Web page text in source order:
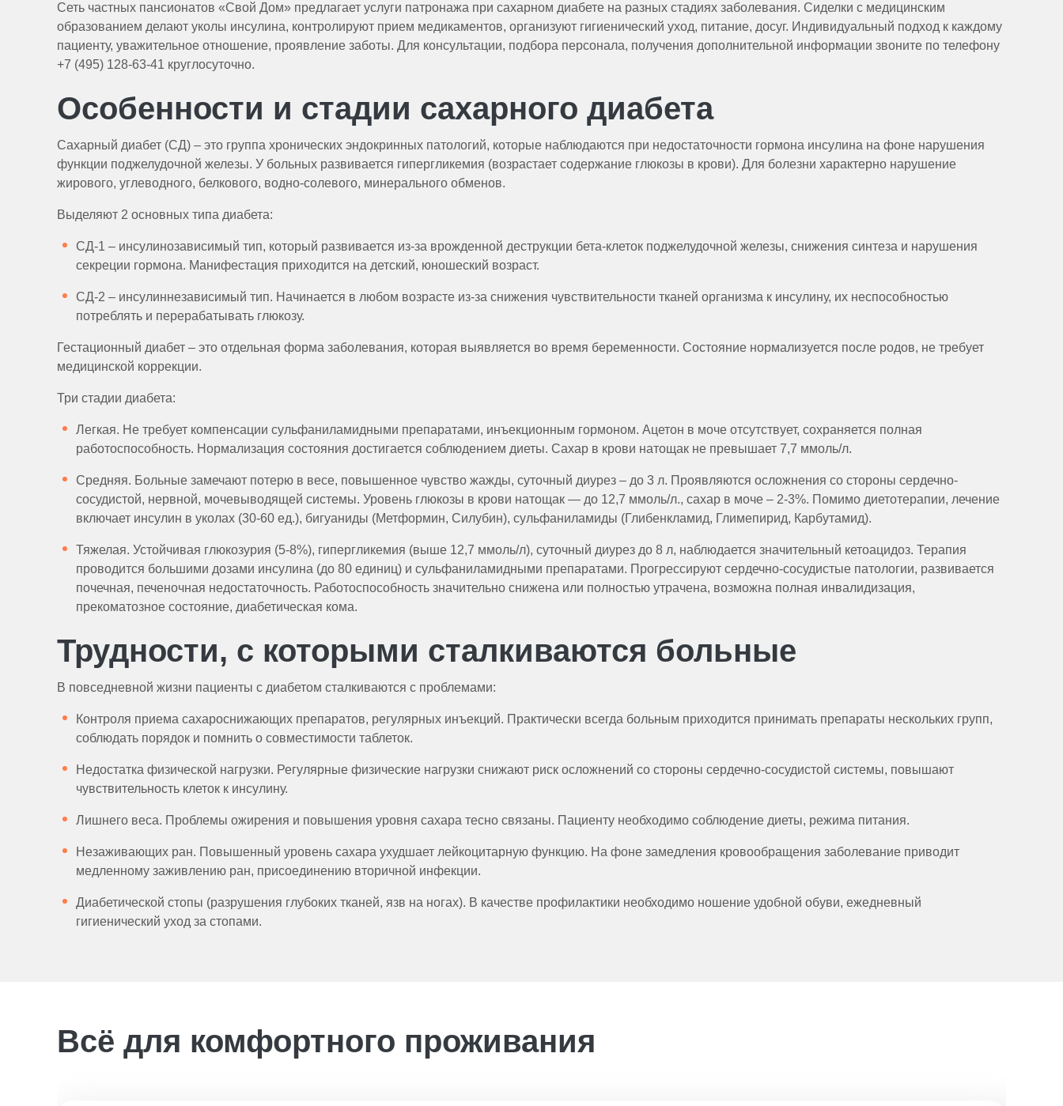
Сеть частных пансионатов «Свой Дом» предлагает услуги патронажа при сахарном диабете на разных стадиях заболевания. Сиделки с медицинским
образованием делают уколы инсулина, контролируют прием медикаментов, организуют гигиенический уход, питание, досуг. Индивидуальный подход к каждому
пациенту, уважительное отношение, проявление заботы. Для консультации, подбора персонала, получения дополнительной информации звоните по телефону
+7 (495) 128-63-41 круглосуточно.
Особенности и стадии сахарного диабета
Сахарный диабет (СД) – это группа хронических эндокринных патологий, которые наблюдаются при недостаточности гормона инсулина на фоне нарушения
функции поджелудочной железы. У больных развивается гипергликемия (возрастает содержание глюкозы в крови). Для болезни характерно нарушение
жирового, углеводного, белкового, водно-солевого, минерального обменов.
Выделяют 2 основных типа диабета:
СД-1 – инсулинозависимый тип, который развивается из-за врожденной деструкции бета-клеток поджелудочной железы, снижения синтеза и нарушения
секреции гормона. Манифестация приходится на детский, юношеский возраст.
СД-2 – инсулиннезависимый тип. Начинается в любом возрасте из-за снижения чувствительности тканей организма к инсулину, их неспособностью
потреблять и перерабатывать глюкозу.
Гестационный диабет – это отдельная форма заболевания, которая выявляется во время беременности. Состояние нормализуется после родов, не требует
медицинской коррекции.
Три стадии диабета:
Легкая. Не требует компенсации сульфаниламидными препаратами, инъекционным гормоном. Ацетон в моче отсутствует, сохраняется полная
работоспособность. Нормализация состояния достигается соблюдением диеты. Сахар в крови натощак не превышает 7,7 ммоль/л.
Средняя. Больные замечают потерю в весе, повышенное чувство жажды, суточный диурез – до 3 л. Проявляются осложнения со стороны сердечно-
сосудистой, нервной, мочевыводящей системы. Уровень глюкозы в крови натощак — до 12,7 ммоль/л., сахар в моче – 2-3%. Помимо диетотерапии, лечение
включает инсулин в уколах (30-60 ед.), бигуаниды (Метформин, Силубин), сульфаниламиды (Глибенкламид, Глимепирид, Карбутамид).
Тяжелая. Устойчивая глюкозурия (5-8%), гипергликемия (выше 12,7 ммоль/л), суточный диурез до 8 л, наблюдается значительный кетоацидоз. Терапия
проводится большими дозами инсулина (до 80 единиц) и сульфаниламидными препаратами. Прогрессируют сердечно-сосудистые патологии, развивается
почечная, печеночная недостаточность. Работоспособность значительно снижена или полностью утрачена, возможна полная инвалидизация,
прекоматозное состояние, диабетическая кома.
Трудности, с которыми сталкиваются больные
В повседневной жизни пациенты с диабетом сталкиваются с проблемами:
Контроля приема сахароснижающих препаратов, регулярных инъекций. Практически всегда больным приходится принимать препараты нескольких групп,
соблюдать порядок и помнить о совместимости таблеток.
Недостатка физической нагрузки. Регулярные физические нагрузки снижают риск осложнений со стороны сердечно-сосудистой системы, повышают
чувствительность клеток к инсулину.
Лишнего веса. Проблемы ожирения и повышения уровня сахара тесно связаны. Пациенту необходимо соблюдение диеты, режима питания.
Незаживающих ран. Повышенный уровень сахара ухудшает лейкоцитарную функцию. На фоне замедления кровообращения заболевание приводит
медленному заживлению ран, присоединению вторичной инфекции.
Диабетической стопы (разрушения глубоких тканей, язв на ногах). В качестве профилактики необходимо ношение удобной обуви, ежедневный
гигиенический уход за стопами.
Всё для комфортного проживания